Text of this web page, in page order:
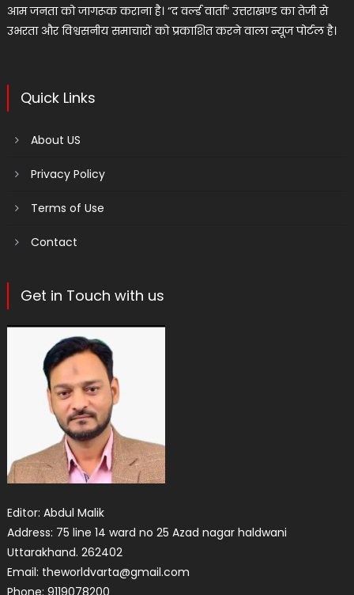
आम जनता को जागरूक कराना है। “द वर्ल्ड वार्ता” उत्तराखण्ड का तेजी से
उभरता और विश्वसनीय समाचारों को प्रकाशित करने वाला न्यूज पोर्टल है।
Quick Links
About US
Privacy Policy
Terms of Use
Contact
Get in Touch with us
Editor: Abdul Malik
Address: 75 line 14 ward no 25 Azad nagar haldwani
Uttarakhand. 262402
Email: theworldvarta@gmail.com
Phone: 9119078200